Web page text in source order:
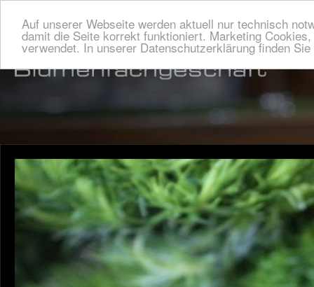
Auf unserer Webseite werden aktuell nur technisch
damit die Seite korrekt funktioniert. Marketing
verwendet. In unserer Datenschutzerklärung finden